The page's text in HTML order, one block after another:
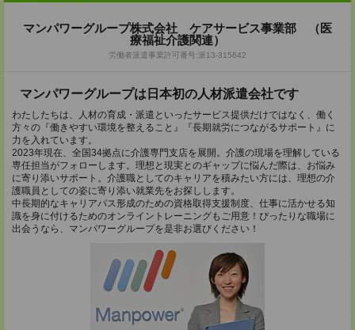
マンパワーグループ株式会社 ケアサービス事業部 （医
療福祉介護関連）
労働者派遣事業許可番号:派13-315642
マンパワーグループは日本初の人材派遣会社です
わたしたちは、人材の育成・派遣といったサービス提供だけではなく、働く
方々の『働きやすい環境を整えること』『長期就労につながるサポート』に
力を入れています。
2023年現在、全国34拠点に介護専門支店を展開。介護の現場を理解している
専任担当がフォローします。理想と現実とのギャップに悩んだ際は、お悩み
に寄り添いサポート。介護職としてのキャリアを積みたい方には、理想の介
護職員としての姿に寄り添い就業先をお探しします。
中長期的なキャリアパス形成のための資格取得支援制度、仕事に活かせる知
識を身に付けるためのオンライントレーニングもご用意！ぴったりな職場に
出会うなら、マンパワーグループを是非お選びください！